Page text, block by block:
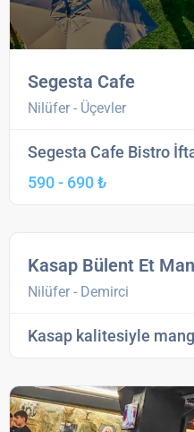
Segesta Cafe
Nilüfer - Üçevler
Segesta Cafe Bistro
590 - 690 ₺
Kasap Bülent Et
Nilüfer - Demirci
Kasap kalitesiyle